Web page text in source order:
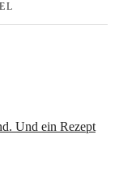
Und ein Rezept